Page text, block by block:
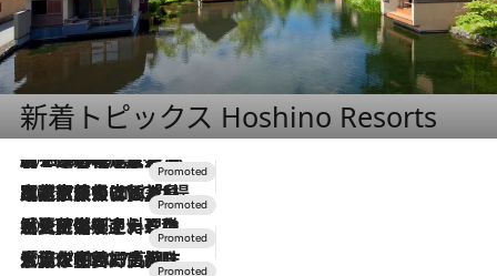
新着トピックス Hoshino Resorts
2026.8.7
【トンボの足水浴】ヒノキの香りに包まれて涼感マックス！約13℃の湧水かけ流しを避暑地「星野温泉 トンボの湯」で体験
2026.7.31
【ホテル帰省】という選択肢をOMOが提案。家族とほどよい距離を保つには「昼は実家、夜は気兼ねなくホテルで！」
2026.7.24
【夏限定ディナーコース】旬を迎える稚鮎や花ズッキーニなどをイタリア・トスカーナの郷土料理の手法で満喫！
2026.7.17
「土佐和ハーブかき氷」がOMO7高知に登場！生姜、山椒、大葉など目にも舌にも涼を呼ぶ郷土の味